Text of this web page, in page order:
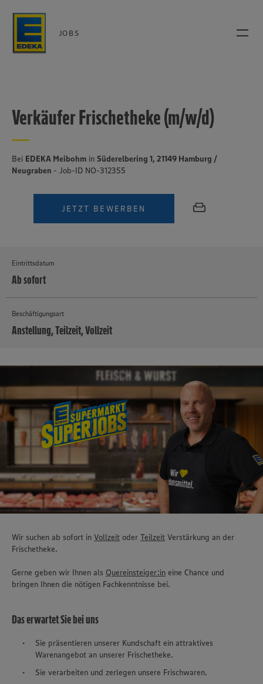
JOBS
Verkäufer Frischetheke (m/w/d)
Bei EDEKA Meibohm in Süderelbering 1, 21149 Hamburg /
Neugraben - Job-ID NO-312355
JETZT BEWERBEN
Eintrittsdatum
Ab sofort
Beschäftigungsart
Anstellung, Teilzeit, Vollzeit
Wir suchen ab sofort in Vollzeit oder Teilzeit Verstärkung an der
Frischetheke.
Gerne geben wir Ihnen als Quereinsteiger:in eine Chance und
bringen Ihnen die nötigen Fachkenntnisse bei.
Das erwartet Sie bei uns
Sie präsentieren unserer Kundschaft ein attraktives
Warenangebot an unserer Frischetheke.
Sie verarbeiten und zerlegen unsere Frischwaren.